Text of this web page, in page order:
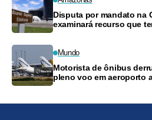
Disputa por mandato na
examinará recurso que
Mundo
Motorista de ônibus
pleno voo em aeroporto